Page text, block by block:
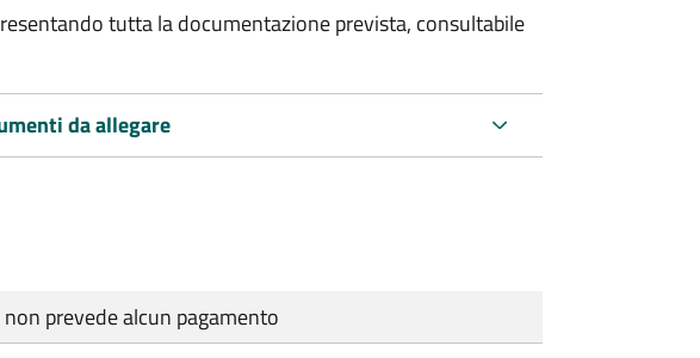
tutta la documentazione prevista, consultabile
da allegare
prevede alcun pagamento